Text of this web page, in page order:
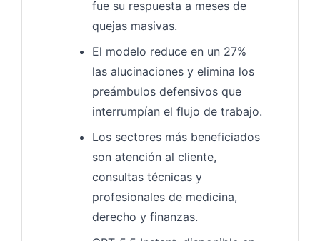
fue su respuesta a meses de
quejas masivas.
El modelo reduce en un 27%
las alucinaciones y elimina los
preámbulos defensivos que
interrumpían el flujo de trabajo.
Los sectores más beneficiados
son atención al cliente,
consultas técnicas y
profesionales de medicina,
derecho y finanzas.